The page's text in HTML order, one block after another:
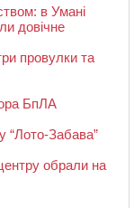
в Умані
довічне
провулки та
БпЛА
“Лото-Забава”
обрали на